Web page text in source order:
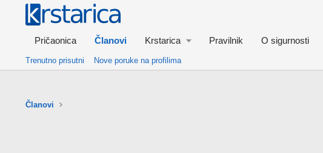
Pričaonica Članovi Krstarica Pravilnik O sigurnosti
Trenutno prisutni Nove poruke na profilima
Članovi